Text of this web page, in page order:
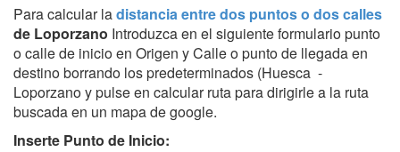
Para calcular ladistancia entre dos puntos o dos calles
de Loporzano Introduzca en el siguiente formulario punto
o calle de inicio en Origen y Calle o punto de llegada en
destino borrando los predeterminados (Huesca -
Loporzano y pulse en calcular ruta para dirigirle a la ruta
buscada en un mapa de google.
Inserte Punto de Inicio: